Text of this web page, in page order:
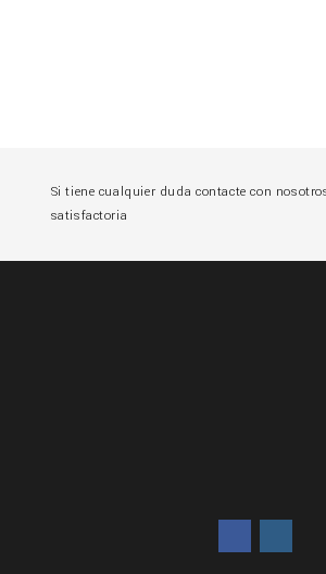
Si tiene cualquier duda contacte con
satisfactoria